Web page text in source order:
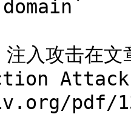
注入攻击
pdf/